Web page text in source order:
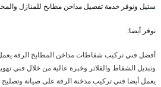
ستيل ونوفر خدمة تفصيل مداخن مطابخ للمنازل
نوفر أيضا:
أفضل فني تركيب شفاطات مداخن المطابخ الرقة
وتبديل الشفاط والفلاتر وخبرة عالية من خلال فني
يعمل أيضا فني تركيب مدخنة الرقة على صيانة